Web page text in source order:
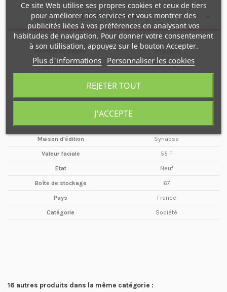
Détails du produit
Nombre de pages 116 pages
Type de média Magazine
Périodicité Trimestriel
Maison d'édition Synapse
Valeur faciale 55 F
Etat Neuf
Boîte de stockage 67
Pays France
Catégorie Société
16 autres produits dans la même catégorie :
Ce site Web utilise ses propres cookies et ceux de tiers
pour améliorer nos services et vous montrer des
publicités liées à vos préférences en analysant vos
habitudes de navigation. Pour donner votre consentement
à son utilisation, appuyez sur le bouton Accepter.
Plus d'informations Personnaliser les cookies
REJETER TOUT
J'ACCEPTE